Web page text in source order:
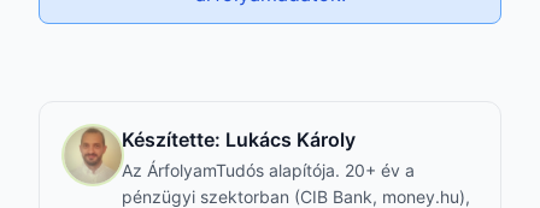
Készítette: Lukács Károly
Az ÁrfolyamTudós alapítója. 20+ év a
pénzügyi szektorban (CIB Bank, money.hu),